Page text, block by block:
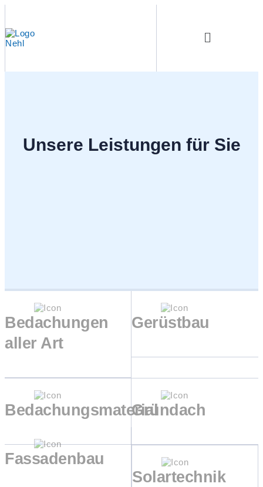
Unsere Leistungen für Sie
Bedachungen
aller Art
Gerüstbau
BedachungsmaterialGründach
Fassadenbau
Solartechnik